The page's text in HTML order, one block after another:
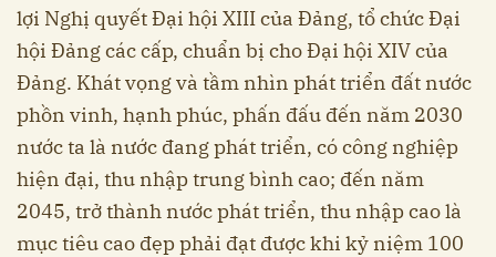
lợi Nghị quyết Đại hội XIII của Đảng, tổ chức Đại
hội Đảng các cấp, chuẩn bị cho Đại hội XIV của
Đảng. Khát vọng và tầm nhìn phát triển đất nước
phồn vinh, hạnh phúc, phấn đấu đến năm 2030
nước ta là nước đang phát triển, có công nghiệp
hiện đại, thu nhập trung bình cao; đến năm
2045, trở thành nước phát triển, thu nhập cao là
mục tiêu cao đẹp phải đạt được khi kỷ niệm 100